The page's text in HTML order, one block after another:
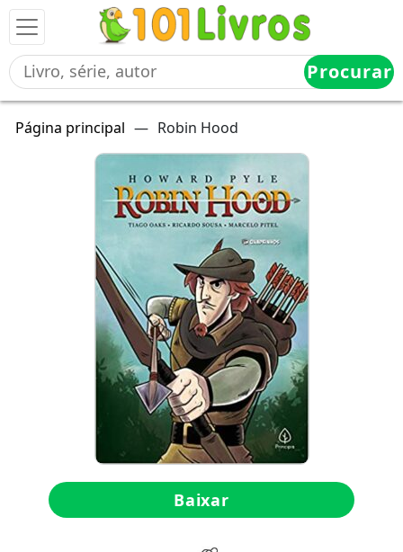
Procurar
Página principal — Robin Hood
Baixar